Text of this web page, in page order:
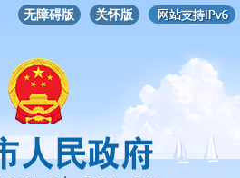
无障碍版 关怀版